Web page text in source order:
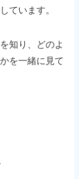
ています。
知り、どのよ
を一緒に見て